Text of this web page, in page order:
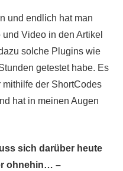
und endlich hat man
Video in den Artikel
solche Plugins wie
getestet habe. Es
der ShortCodes
hat in meinen Augen
sich darüber heute
ohnehin… –